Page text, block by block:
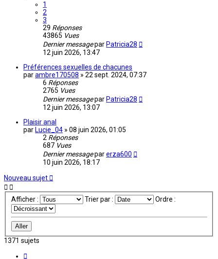
1
2
3
29 Réponses
43865 Vues
Dernier messagepar Patricia28
12 juin 2026, 13:47
Préférences sexuelles de chacunes
parambre170508 » 22 sept. 2024, 07:37
6 Réponses
2765 Vues
Dernier messagepar Patricia28
12 juin 2026, 13:07
Plaisir anal
par Lucie_04 » 08 juin 2026, 01:05
2 Réponses
687 Vues
Dernier messageparerza600
10 juin 2026, 18:17
Nouveau sujet
Afficher : Trier par : Ordre :
1371 sujets